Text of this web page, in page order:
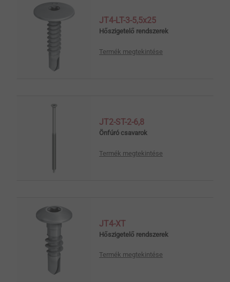
JT4-LT-3-5,5x25
Hőszigetelő rendszerek
Termék megtekintése
JT2-ST-2-6,8
Önfúró csavarok
Termék megtekintése
JT4-XT
Hőszigetelő rendszerek
Termék megtekintése